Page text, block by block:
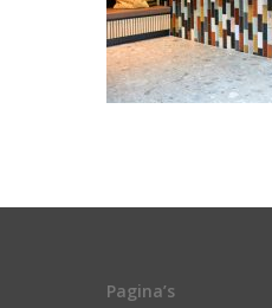
Pagina’s